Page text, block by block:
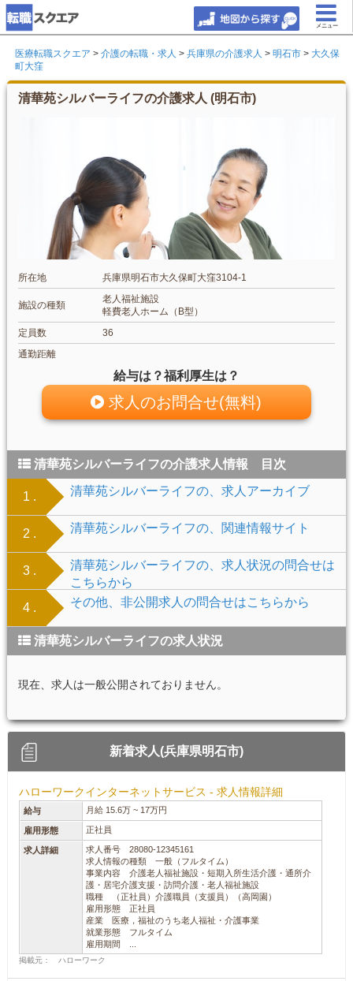
メニュー
医療転職スクエア > 介護の転職・求人 > 兵庫県の介護求人 > 明石市 > 大久保
町大窪
清華苑シルバーライフの介護求人 (明石市)
所在地 兵庫県明石市大久保町大窪3104-1
施設の種類
老人福祉施設
軽費老人ホーム（B型）
定員数
36
通勤距離
給与は？福利厚生は？
求人のお問合せ(無料)
清華苑シルバーライフの介護求人情報 目次
1 . 清華苑シルバーライフの、求人アーカイブ
2 . 清華苑シルバーライフの、関連情報サイト
3 .
清華苑シルバーライフの、求人状況の問合せは
こちらから
4 .
その他、非公開求人の問合せはこちらから
清華苑シルバーライフの求人状況
現在、求人は一般公開されておりません。
新着求人(兵庫県明石市)
ハローワークインターネットサービス - 求人情報詳細
給与 月給 15.6万 ~ 17万円
雇用形態 正社員
求人詳細
求人番号 28080-12345161
求人情報の種類 一般（フルタイム）
事業内容 介護老人福祉施設・短期入所生活介護・通所介
護・居宅介護支援・訪問介護・老人福祉施設
職種 （正社員）介護職員（支援員）（高岡園）
雇用形態 正社員
産業 医療，福祉のうち老人福祉・介護事業
就業形態 フルタイム
雇用期間 ...
掲載元： ハローワーク